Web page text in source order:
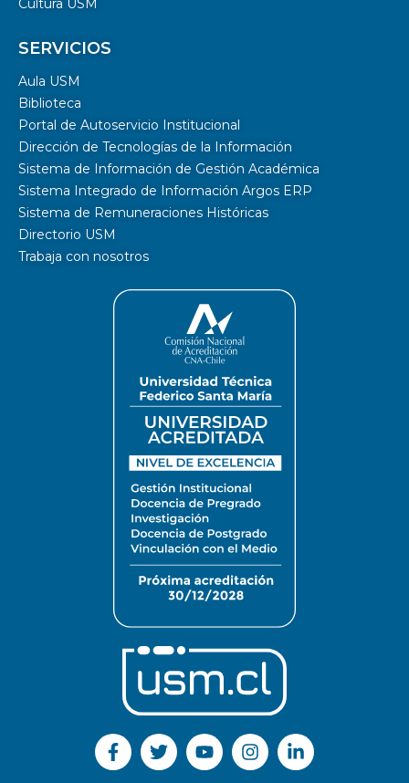
Cultura USM
SERVICIOS
Aula USM
Biblioteca
Portal de Autoservicio Institucional
Dirección de Tecnologías de la Información
Sistema de Información de Gestión Académica
Sistema Integrado de Información Argos ERP
Sistema de Remuneraciones Históricas
Directorio USM
Trabaja con nosotros